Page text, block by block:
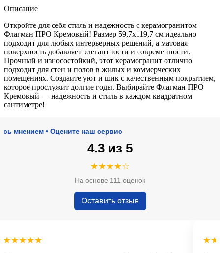
Описание
Откройте для себя стиль и надежность с керамогранитом
Флагман ПРО Кремовый! Размер 59,7х119,7 см идеально
подходит для любых интерьерных решений, а матовая
поверхность добавляет элегантности и современности.
Прочный и износостойкий, этот керамогранит отлично
подходит для стен и полов в жилых и коммерческих
помещениях. Создайте уют и шик с качественным покрытием,
которое прослужит долгие годы. Выбирайте Флагман ПРО
Кремовый — надежность и стиль в каждом квадратном
сантиметре!
• Оцените наш сервис
4.3 из 5
★★★★☆
На основе 111 оценок
Оставить отзыв